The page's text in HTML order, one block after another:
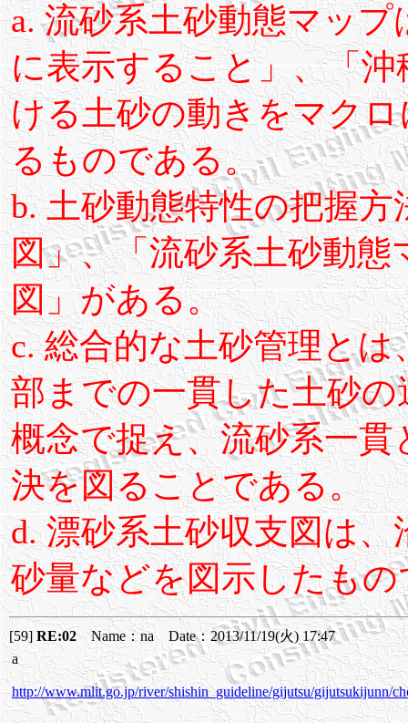
a. 流砂系土砂動態マッ
に表示すること」、「
ける土砂の動きをマク
るものである。
b. 土砂動態特性の把握
図」、「流砂系土砂動
図」がある。
c. 総合的な土砂管理と
部までの一貫した土砂
概念で捉え、流砂系一
決を図ることである。
d. 漂砂系土砂収支図は
砂量などを図示したも
[59]RE:02Name：na Date：2013/11/19(火) 17:47
a
http://www.mlit.go.jp/river/shishin_guideline/gijutsu/gijutsukijunn/